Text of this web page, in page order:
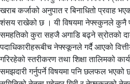
खराब कर्जाको अनुपात र बिनाधितो प्रवाह
शंसय राखेको छ । यी विषयमा नेफ्स्कुनले कुनै
समहतिको कुरा सहजै अगाडि बढ्ने स्रोतको
पदाधिकारीहरूबीच नेफ्स्कूनले गर्दै आएको
गरिरहेको स्तरीकरण तथा शिक्षा तालिमको
समझदारी गर्नुपर्ने विषयमा पनि छलफल